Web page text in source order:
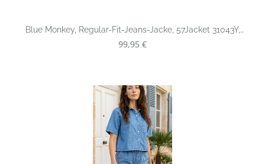
Blue Monkey, Regular-Fit-Jeans-Jacke, 57Jacket 31043Y,
Striped Denim
Regulärer Preis:
99,95 €